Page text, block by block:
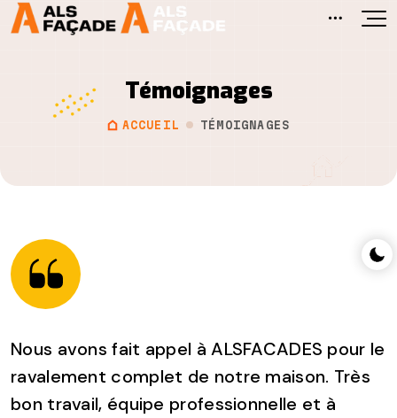
Témoignages
ACCUEIL TÉMOIGNAGES
Nous avons fait appel à ALSFACADES pour le
ravalement complet de notre maison. Très
bon travail, équipe professionnelle et à